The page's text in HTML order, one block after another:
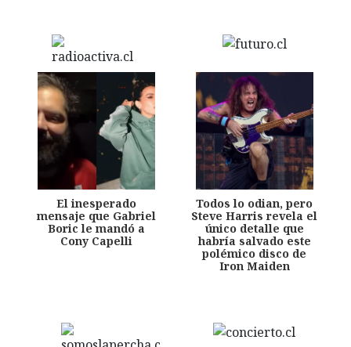
El inesperado
mensaje que Gabriel
Boric le mandó a
Cony Capelli
Todos lo odian, pero
Steve Harris revela el
único detalle que
habría salvado este
polémico disco de
Iron Maiden